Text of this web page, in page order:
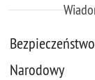
Narodowy